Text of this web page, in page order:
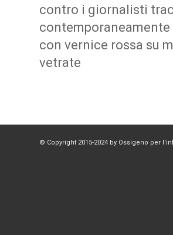
contro i giornalisti
con vernice rossa su
vetrate
© Copyright 2015-2024 by Ossigeno per